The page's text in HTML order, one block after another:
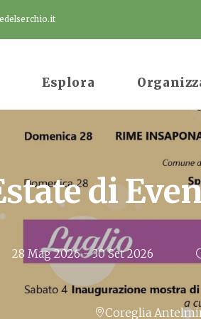
Esplora
di
28 Mag 2026- 30 Set 2026
Coreglia